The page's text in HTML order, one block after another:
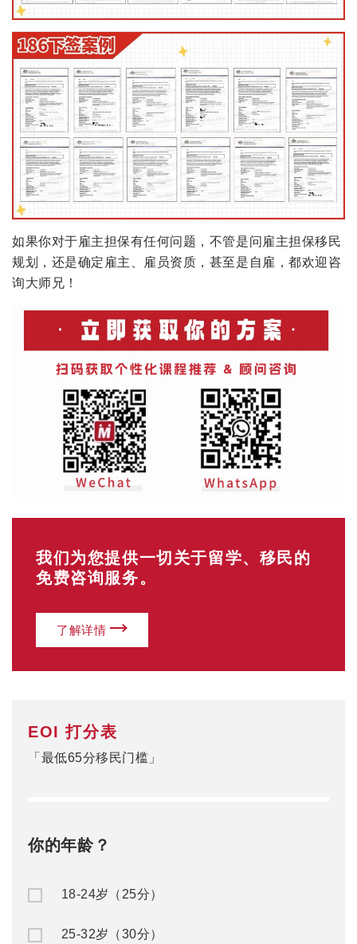
如果你对于雇主担保有任何问题，不管是问雇主担保移民
规划，还是确定雇主、雇员资质，甚至是自雇，都欢迎咨
询大师兄！
我们为您提供一切关于留学、移民的
免费咨询服务。
了解详情
EOI 打分表
「最低65分移民门槛」
你的年龄？
18-24岁（25分）
25-32岁（30分）